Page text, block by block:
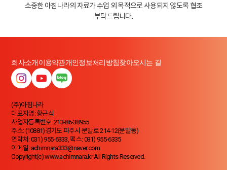
소중한 아침나라의 자료가 수업 외 목적으로 사용되지 않도록 협조
부탁드립니다.
회사소개 이용약관개인정보처리방침찾아오시는 길
(주)아침나라
대표자명: 황근식
사업자등록번호: 213-86-38955
주소: (10881)경기도 파주시 문발로 214-12(문발동)
연락처: 031) 955-6333, 팩스: 031) 955-6335
이메일: achimnara333@naver.com
Copyright(c) www.achimnara.kr All Rights Reserved.